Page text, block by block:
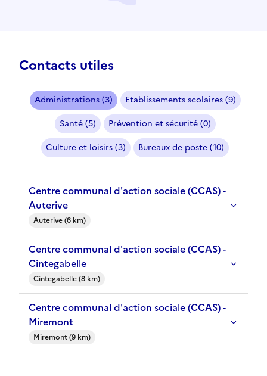
Contacts utiles
Administrations (3)
Etablissements scolaires (9)
Santé (5)
Prévention et sécurité (0)
Culture et loisirs (3)
Bureaux de poste (10)
Centre communal d'action sociale (CCAS) -
Auterive
Auterive (6 km)
Centre communal d'action sociale (CCAS) -
Cintegabelle
Cintegabelle (8 km)
Centre communal d'action sociale (CCAS) -
Miremont
Miremont (9 km)